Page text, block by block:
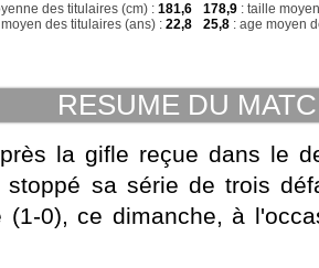
des titulaires (cm) : 181,6
des titulaires (ans) : 22,8
178,9 : taille
25,8 : age moyen
RESUME DU
la gifle reçue dans le
stoppé sa série de trois
(1-0), ce dimanche, à